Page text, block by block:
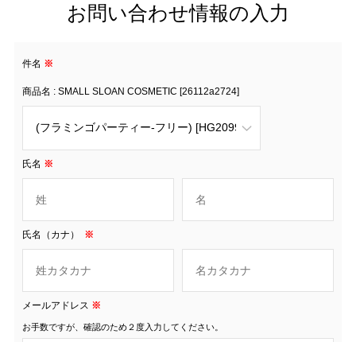
お問い合わせ情報の入力
件名 ※
商品名 : SMALL SLOAN COSMETIC [26112a2724]
氏名 ※
氏名（カナ） ※
メールアドレス ※
お手数ですが、確認のため２度入力してください。